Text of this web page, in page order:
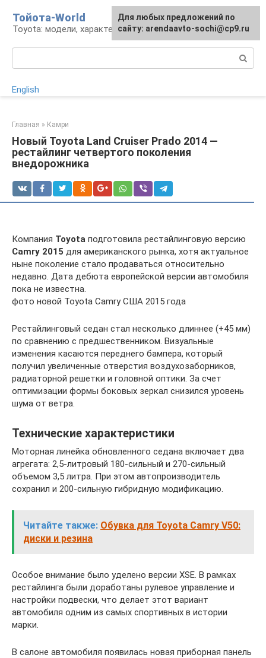
контенту
Тойота-World
Toyota: модели, характеристики, проблемы
English
Главная » Камри
Новый Toyota Land Cruiser Prado 2014 —
рестайлинг четвертого поколения
внедорожника
Компания Toyota подготовила рестайлинговую версию
Camry 2015 для американского рынка, хотя актуальное
ныне поколение стало продаваться относительно
недавно. Дата дебюта европейской версии автомобиля
пока не известна.
фото новой Toyota Camry США 2015 года
Рестайлинговый седан стал несколько длиннее (+45 мм)
по сравнению с предшественником. Визуальные
изменения касаются переднего бампера, который
получил увеличенные отверстия воздухозаборников,
радиаторной решетки и головной оптики. За счет
оптимизации формы боковых зеркал снизился уровень
шума от ветра.
Технические характеристики
Моторная линейка обновленного седана включает два
агрегата: 2,5-литровый 180-сильный и 270-сильный
объемом 3,5 литра. При этом автопроизводитель
сохранил и 200-сильную гибридную модификацию.
Читайте также: Обувка для Toyota Camry V50:
диски и резина
Особое внимание было уделено версии XSE. В рамках
рестайлинга были доработаны рулевое управление и
настройки подвески, что делает этот вариант
автомобиля одним из самых спортивных в истории
марки.
В салоне автомобиля появилась новая приборная панель
Для любых предложений по
сайту: arendaavto-sochi@cp9.ru